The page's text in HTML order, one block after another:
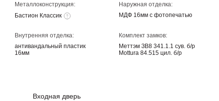
Металлоконструкция:
Бастион Классик
Наружная отделка:
МДФ 16мм с фотопечатью
Внутренняя отделка:
антивандальный пластик
16мм
Комплект замков:
Меттэм ЗВ8 341.1.1 сув. б/р
Mottura 84.515 цил. б/р
Входная дверь